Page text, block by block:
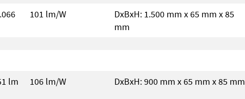
101 lm/W
DxBxH: 1.500 mm x 65 mm x 85
mm
lm 106 lm/W DxBxH: 900 mm x 65 mm x 85 mm